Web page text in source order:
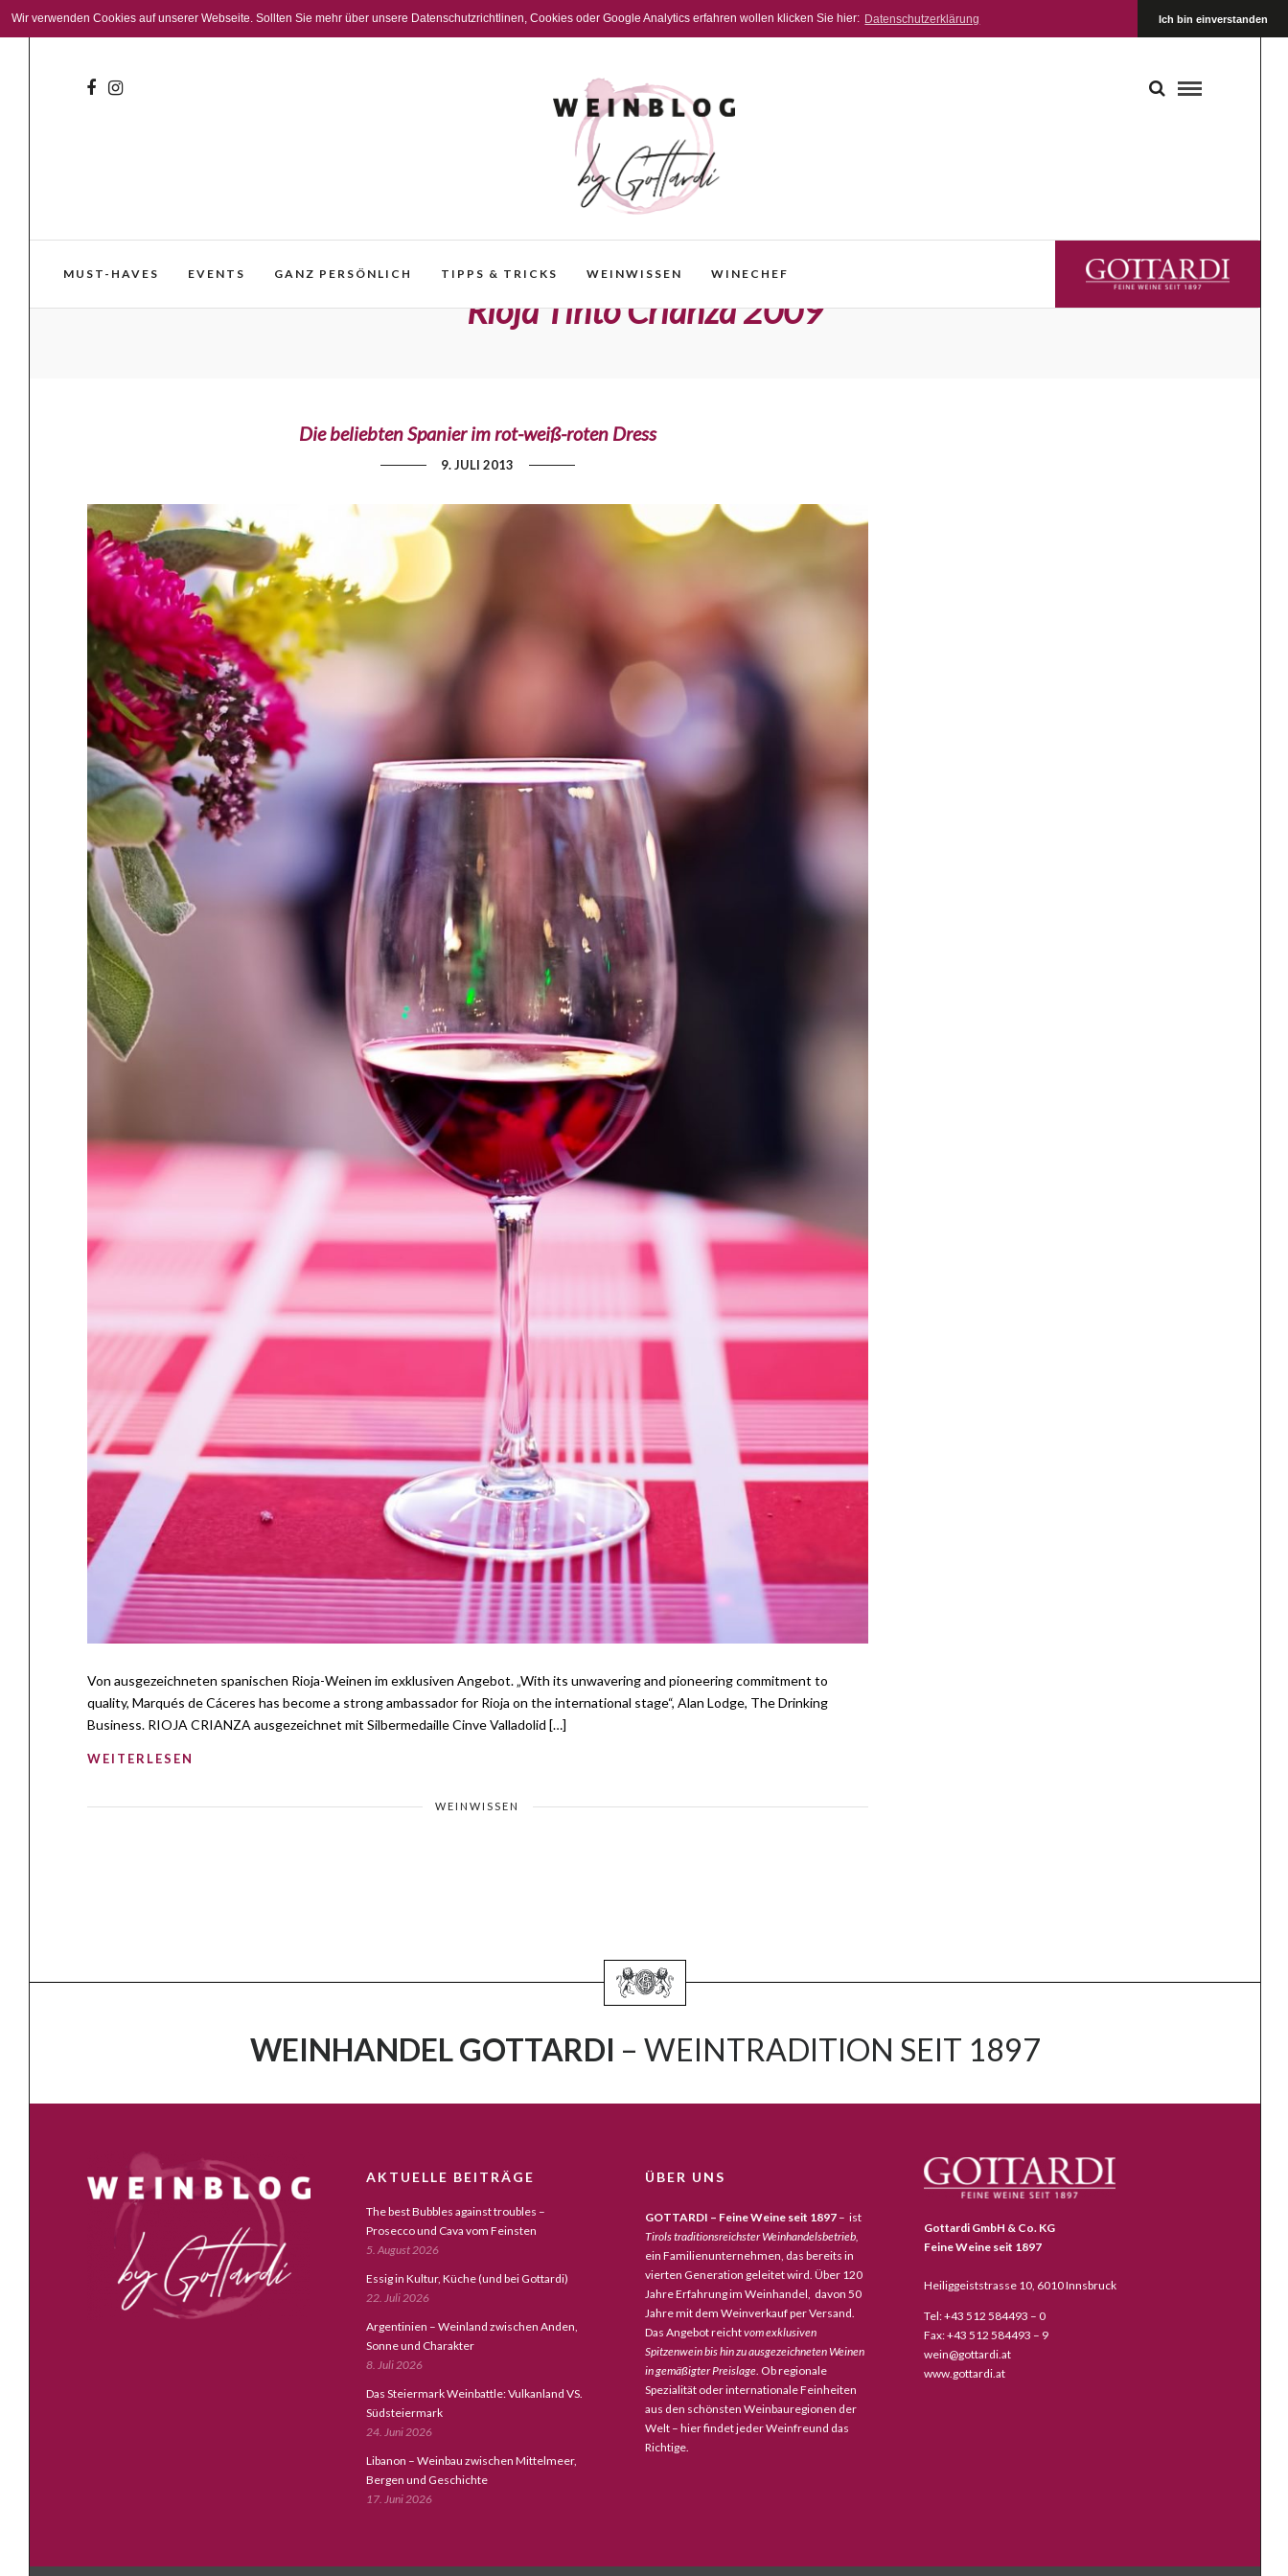
Wir verwenden Cookies auf unserer Webseite. Sollten Sie mehr über unsere Datenschutzrichtlinen, Cookies oder Google Analytics erfahren wollen klicken Sie hier: Datenschutzerklärung Ich bin einverstanden
MUST-HAVES EVENTS GANZ PERSÖNLICH TIPPS & TRICKS WEINWISSEN WINECHEF GOTTARDI FEINE WEINE
Rioja Tinto Crianza 2009
Die beliebten Spanier im rot-weiß-roten Dress
9. JULI 2013
Von ausgezeichneten spanischen Rioja-Weinen im exklusiven Angebot. „With its unwavering and pioneering commitment to
quality, Marqués de Cáceres has become a strong ambassador for Rioja on the international stage“, Alan Lodge, The Drinking
Business. RIOJA CRIANZA ausgezeichnet mit Silbermedaille Cinve Valladolid […]
WEITERLESEN
WEINWISSEN
WEINHANDEL GOTTARDI – WEINTRADITION SEIT 1897
AKTUELLE BEITRÄGE
The best Bubbles against troubles –
Prosecco und Cava vom Feinsten
5. August 2026
Essig in Kultur, Küche (und bei Gottardi)
22. Juli 2026
Argentinien – Weinland zwischen Anden,
Sonne und Charakter
8. Juli 2026
Das Steiermark Weinbattle: Vulkanland VS.
Südsteiermark
24. Juni 2026
Libanon – Weinbau zwischen Mittelmeer,
Bergen und Geschichte
17. Juni 2026
ÜBER UNS
GOTTARDI – Feine Weine seit 1897– ist
Tirols traditionsreichster Weinhandelsbetrieb,
ein Familienunternehmen, das bereits in
vierten Generation geleitet wird. Über 120
Jahre Erfahrung im Weinhandel, davon 50
Jahre mit dem Weinverkauf per Versand.
Das Angebot reichtvom exklusiven
Spitzenwein bis hin zu ausgezeichneten Weinen
in gemäßigter Preislage. Ob regionale
Spezialität oder internationale Feinheiten
aus den schönsten Weinbauregionen der
Welt – hier findet jeder Weinfreund das
Richtige.
Gottardi GmbH & Co. KG
Feine Weine seit 1897
Heiliggeiststrasse 10, 6010 Innsbruck
Tel: +43 512 584493 – 0
Fax: +43 512 584493 – 9
wein@gottardi.at
www.gottardi.at